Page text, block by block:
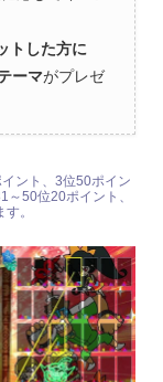
トした方に
ーマがプレゼ
ント、3位50ポイン
50位20ポイント、
。